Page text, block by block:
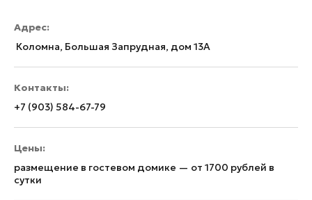
Адрес:
Коломна, Большая Запрудная, дом 13А
Контакты:
+7 (903) 584-67-79
Цены:
размещение в гостевом домике — от 1700 рублей в
сутки